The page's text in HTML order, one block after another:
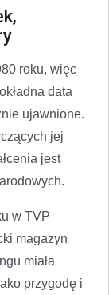
roku, więc
data
ujawnione.
jej
jest
w TVP
magazyn
miała
przygodę i